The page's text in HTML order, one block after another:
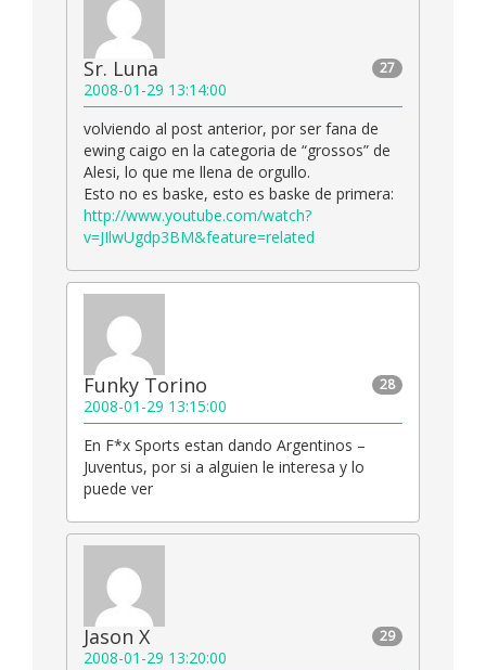
27
Sr. Luna
2008-01-29 13:14:00
volviendo al post anterior, por ser fana de
ewing caigo en la categoria de “grossos” de
Alesi, lo que me llena de orgullo.
Esto no es baske, esto es baske de primera:
http://www.youtube.com/watch?
v=JIlwUgdp3BM&feature=related
28
Funky Torino
2008-01-29 13:15:00
En F*x Sports estan dando Argentinos –
Juventus, por si a alguien le interesa y lo
puede ver
29
Jason X
2008-01-29 13:20:00